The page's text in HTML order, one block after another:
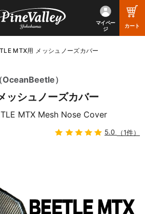
マイペー
ジ
カート
MTX用 メッシュノーズカバー
）
ッシュノーズカバー
MTX Mesh Nose Cover
5.0 （1件）